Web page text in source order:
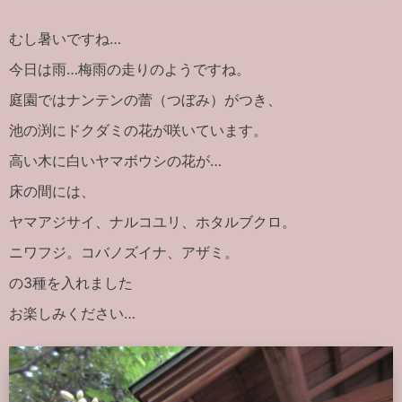
むし暑いですね…
今日は雨…梅雨の走りのようですね。
庭園ではナンテンの蕾（つぼみ）がつき、
池の渕にドクダミの花が咲いています。
高い木に白いヤマボウシの花が…
床の間には、
ヤマアジサイ、ナルコユリ、ホタルブクロ。
ニワフジ。コバノズイナ、アザミ。
の3種を入れました
お楽しみください…